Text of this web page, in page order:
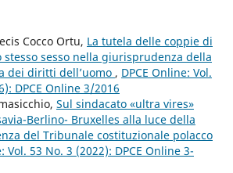
Cocco Ortu, La tutela delle coppie di
stesso sesso nella giurisprudenza della
dei diritti dell’uomo , DPCE Online: Vol.
DPCE Online 3/2016
Sul sindacato «ultra vires»
Berlino- Bruxelles alla luce della
del Tribunale costituzionale polacco
Vol. 53 No. 3 (2022): DPCE Online 3-